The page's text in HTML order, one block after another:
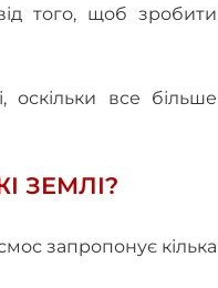
того, щоб зробити
все більше
ЗЕМЛІ?
запропонує кілька